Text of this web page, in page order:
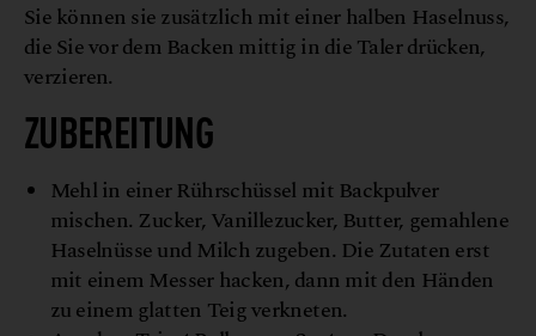
Sie können sie zusätzlich mit einer halben Haselnuss,
die Sie vor dem Backen mittig in die Taler drücken,
verzieren.
ZUBEREITUNG
Mehl in einer Rührschüssel mit Backpulver
mischen. Zucker, Vanillezucker, Butter, gemahlene
Haselnüsse und Milch zugeben. Die Zutaten erst
mit einem Messer hacken, dann mit den Händen
zu einem glatten Teig verkneten.